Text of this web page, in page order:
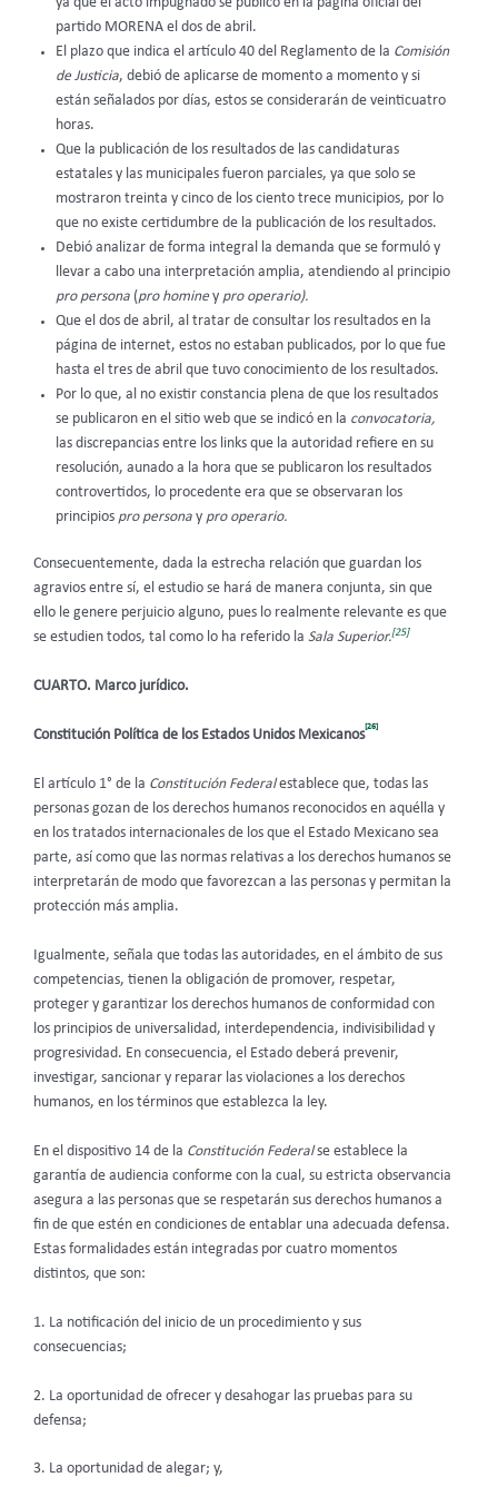
partido MORENA el dos de abril.
El plazo que indica el artículo 40 del Reglamento de la Comisión
de Justicia, debió de aplicarse de momento a momento y si
están señalados por días, estos se considerarán de veinticuatro
horas.
Que la publicación de los resultados de las candidaturas
estatales y las municipales fueron parciales, ya que solo se
mostraron treinta y cinco de los ciento trece municipios, por lo
que no existe certidumbre de la publicación de los resultados.
Debió analizar de forma integral la demanda que se formuló y
llevar a cabo una interpretación amplia, atendiendo al principio
pro persona (pro hominey pro operario).
Que el dos de abril, al tratar de consultar los resultados en la
página de internet, estos no estaban publicados, por lo que fue
hasta el tres de abril que tuvo conocimiento de los resultados.
Por lo que, al no existir constancia plena de que los resultados
se publicaron en el sitio web que se indicó en la convocatoria,
las discrepancias entre los links que la autoridad refiere en su
resolución, aunado a la hora que se publicaron los resultados
controvertidos, lo procedente era que se observaran los
principios pro persona y pro operario.
Consecuentemente, dada la estrecha relación que guardan los
agravios entre sí, el estudio se hará de manera conjunta, sin que
ello le genere perjuicio alguno, pues lo realmente relevante es que
se estudien todos, tal como lo ha referido la Sala Superior.[25]
CUARTO. Marco jurídico.
Constitución Política de los Estados Unidos Mexicanos
[26]
El artículo 1° de la Constitución Federalestablece que, todas las
personas gozan de los derechos humanos reconocidos en aquélla y
en los tratados internacionales de los que el Estado Mexicano sea
parte, así como que las normas relativas a los derechos humanos se
interpretarán de modo que favorezcan a las personas y permitan la
protección más amplia.
Igualmente, señala que todas las autoridades, en el ámbito de sus
competencias, tienen la obligación de promover, respetar,
proteger y garantizar los derechos humanos de conformidad con
los principios de universalidad, interdependencia, indivisibilidad y
progresividad. En consecuencia, el Estado deberá prevenir,
investigar, sancionar y reparar las violaciones a los derechos
humanos, en los términos que establezca la ley.
En el dispositivo 14 de la Constitución Federalse establece la
garantía de audiencia conforme con la cual, su estricta observancia
asegura a las personas que se respetarán sus derechos humanos a
fin de que estén en condiciones de entablar una adecuada defensa.
Estas formalidades están integradas por cuatro momentos
distintos, que son:
1. La notificación del inicio de un procedimiento y sus
consecuencias;
2. La oportunidad de ofrecer y desahogar las pruebas para su
defensa;
3. La oportunidad de alegar; y,